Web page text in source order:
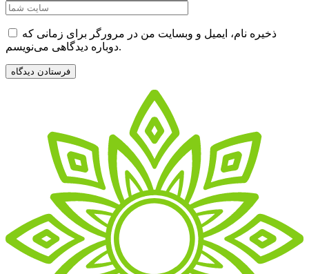
ذخیره نام، ایمیل و وبسایت من در مرورگر برای زمانی که
دوباره دیدگاهی می‌نویسم.